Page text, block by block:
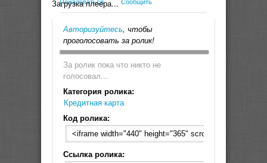
Платинум
Загрузка плеера...
Авторизуйтесь, чтобы
проголосовать за ролик!
За ролик пока что никто не
голосовал...
Категория ролика:
Кредитная карта
Код ролика:
Ссылка ролика: